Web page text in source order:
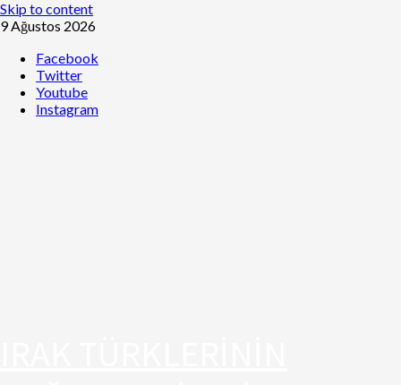
Skip to content
9 Ağustos 2026
Facebook
Twitter
Youtube
Instagram